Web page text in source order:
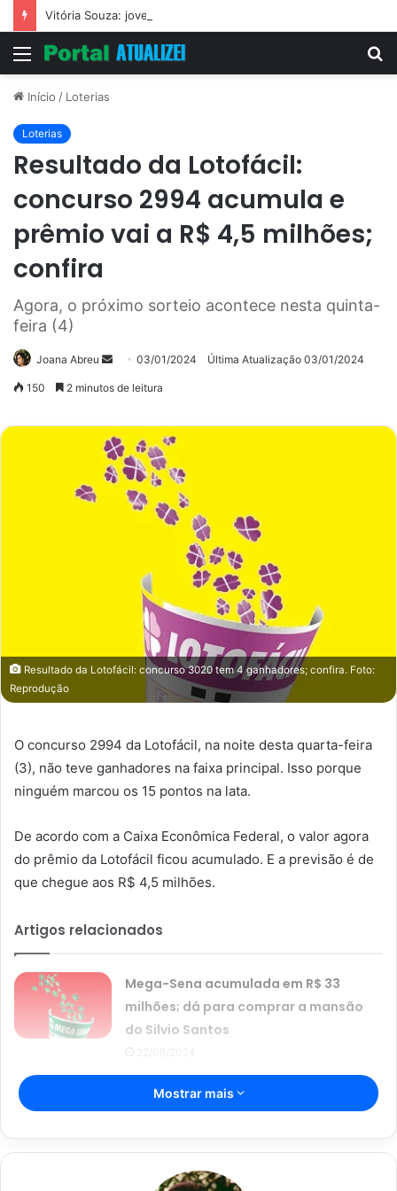
Menu
Início / Loterias
Loterias
Resultado da Lotofácil:
concurso 2994 acumula e
prêmio vai a R$ 4,5 milhões;
confira
Agora, o próximo sorteio acontece nesta quinta-
feira (4)
Joana Abreu
Mande03/01/2024 Última Atualização 03/01/2024
150 2 minutos de leitura
Resultado da Lotofácil: concurso 3020 tem 4 ganhadores; confira. Foto:
Reprodução
O concurso 2994 da Lotofácil, na noite desta quarta-feira
(3), não teve ganhadores na faixa principal. Isso porque
ninguém marcou os 15 pontos na lata.
De acordo com a Caixa Econômica Federal, o valor agora
do prêmio da Lotofácil ficou acumulado. E a previsão é de
que chegue aos R$ 4,5 milhões.
Artigos relacionados
Mega-Sena acumulada em R$ 33
milhões; dá para comprar a mansão
do Silvio Santos
Resultado da Mega-Sena 2684:
aposta de Brasília ganha R$ 94,8
milhões
Mostrar mais